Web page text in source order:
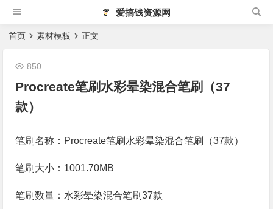
爱搞钱资源网
首页 素材模板 正文
Procreate笔刷水彩晕染混合笔刷（37
款）
850
笔刷名称：Procreate笔刷水彩晕染混合笔刷（37款）
笔刷大小：1001.70MB
笔刷数量：水彩晕染混合笔刷37款